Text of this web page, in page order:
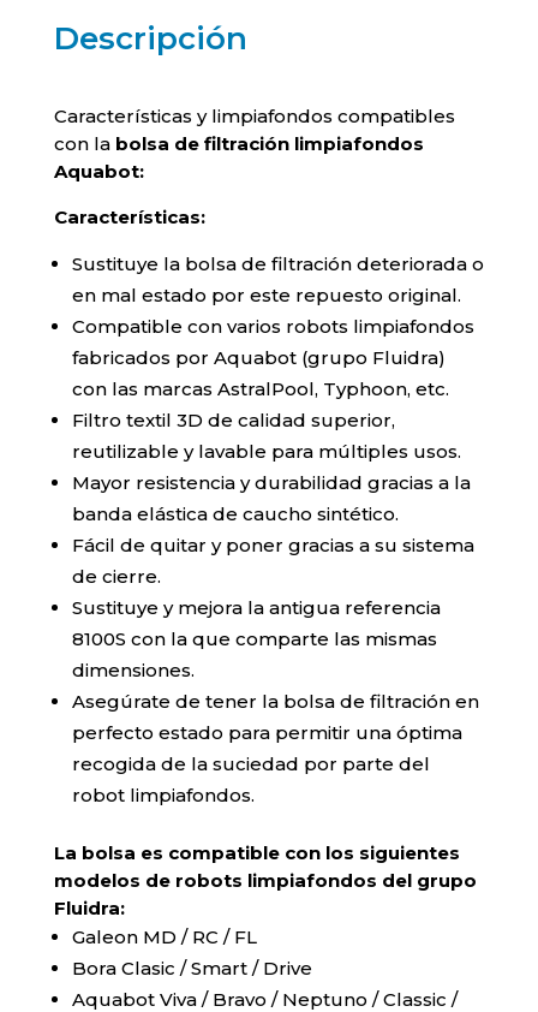
Descripción
Características y limpiafondos compatibles
con la bolsa de filtración limpiafondos
Aquabot:
Características:
Sustituye la bolsa de filtración deteriorada o
en mal estado por este repuesto original.
Compatible con varios robots limpiafondos
fabricados por Aquabot (grupo Fluidra)
con las marcas AstralPool, Typhoon, etc.
Filtro textil 3D de calidad superior,
reutilizable y lavable para múltiples usos.
Mayor resistencia y durabilidad gracias a la
banda elástica de caucho sintético.
Fácil de quitar y poner gracias a su sistema
de cierre.
Sustituye y mejora la antigua referencia
8100S con la que comparte las mismas
dimensiones.
Asegúrate de tener la bolsa de filtración en
perfecto estado para permitir una óptima
recogida de la suciedad por parte del
robot limpiafondos.
La bolsa es compatible con los siguientes
modelos de robots limpiafondos del grupo
Fluidra:
Galeon MD / RC / FL
Bora Clasic / Smart / Drive
Aquabot Viva / Bravo / Neptuno / Classic /